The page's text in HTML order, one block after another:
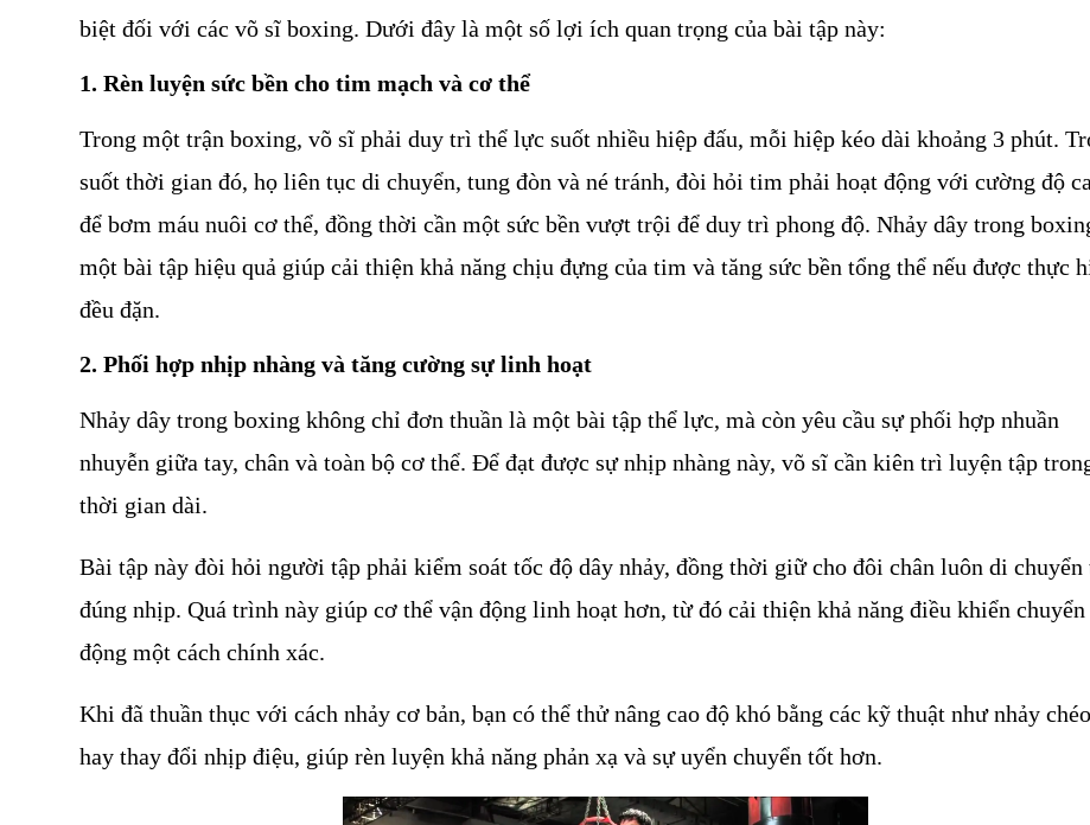
biệt đối với các võ sĩ boxing. Dưới đây là một số lợi ích quan trọng của bài tập này:
1. Rèn luyện sức bền cho tim mạch và cơ thể
Trong một trận boxing, võ sĩ phải duy trì thể lực suốt nhiều hiệp đấu, mỗi hiệp kéo dài khoảng 3 phút.
suốt thời gian đó, họ liên tục di chuyển, tung đòn và né tránh, đòi hỏi tim phải hoạt động với cường độ
để bơm máu nuôi cơ thể, đồng thời cần một sức bền vượt trội để duy trì phong độ. Nhảy dây trong
một bài tập hiệu quả giúp cải thiện khả năng chịu đựng của tim và tăng sức bền tổng thể nếu được thực
đều đặn.
2. Phối hợp nhịp nhàng và tăng cường sự linh hoạt
Nhảy dây trong boxing không chỉ đơn thuần là một bài tập thể lực, mà còn yêu cầu sự phối hợp nhuần
nhuyễn giữa tay, chân và toàn bộ cơ thể. Để đạt được sự nhịp nhàng này, võ sĩ cần kiên trì luyện tập
thời gian dài.
Bài tập này đòi hỏi người tập phải kiểm soát tốc độ dây nhảy, đồng thời giữ cho đôi chân luôn di chuyển
đúng nhịp. Quá trình này giúp cơ thể vận động linh hoạt hơn, từ đó cải thiện khả năng điều khiển chuyển
động một cách chính xác.
Khi đã thuần thục với cách nhảy cơ bản, bạn có thể thử nâng cao độ khó bằng các kỹ thuật như nhảy
hay thay đổi nhịp điệu, giúp rèn luyện khả năng phản xạ và sự uyển chuyển tốt hơn.